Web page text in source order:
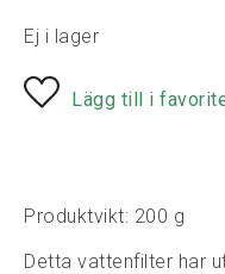
Ej i lager
Lägg till i
Produktvikt: 200 g
Detta vattenfilter har